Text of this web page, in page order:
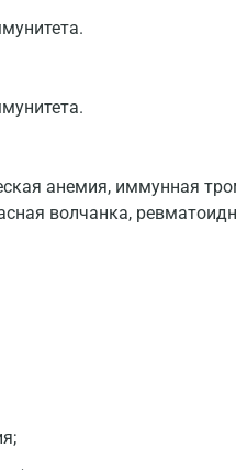
анемия, иммунная
волчанка,